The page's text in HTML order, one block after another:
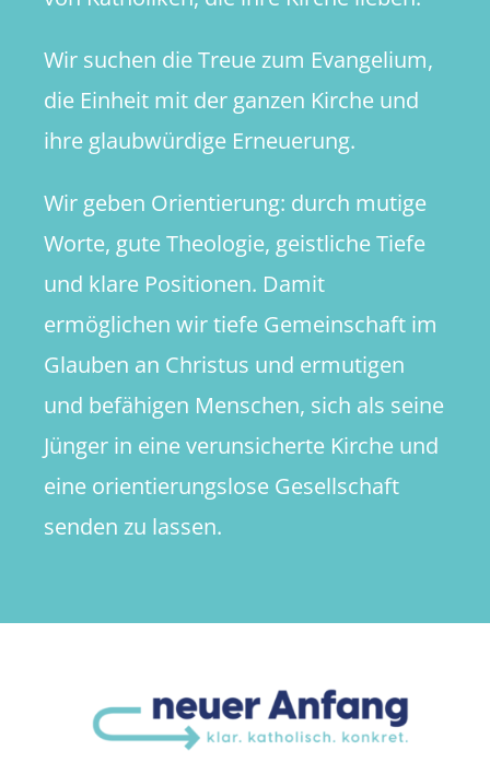
Wir suchen die Treue zum Evangelium,
die Einheit mit der ganzen Kirche und
ihre glaubwürdige Erneuerung.
Wir geben Orientierung: durch mutige
Worte, gute Theologie, geistliche Tiefe
und klare Positionen. Damit
ermöglichen wir tiefe Gemeinschaft im
Glauben an Christus und ermutigen
und befähigen Menschen, sich als seine
Jünger in eine verunsicherte Kirche und
eine orientierungslose Gesellschaft
senden zu lassen.